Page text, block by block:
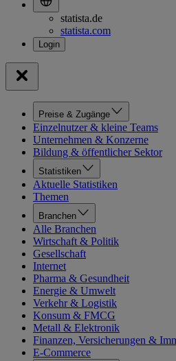
statista.de
statista.com
Preise & Zugänge
Einzelnutzer & kleine Teams
Unternehmen & Konzerne
Bildung & öffentlicher Sektor
Statistiken
Aktuelle Statistiken
Themen
Branchen
Alle Branchen
Wirtschaft & Politik
Gesellschaft
Internet
Pharma & Gesundheit
Energie & Umwelt
Verkehr & Logistik
Konsum & FMCG
Metall & Elektronik
Finanzen, Versicherungen &
E-Commerce